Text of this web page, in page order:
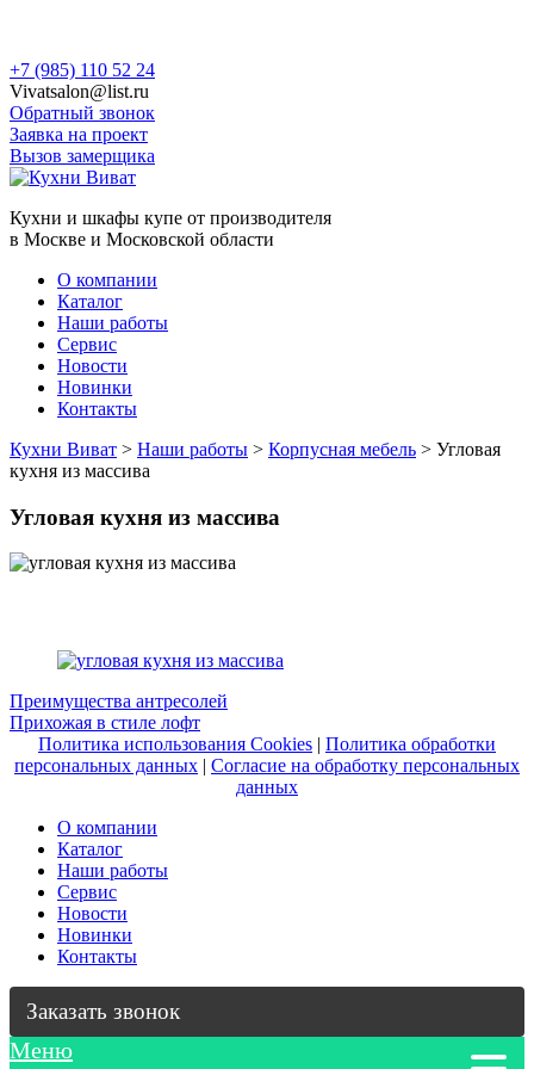
Skip
to
content
+7 (985) 110 52 24
Vivatsalon@list.ru
Обратный звонок
Заявка на проект
Вызов замерщика
Кухни и шкафы купе от производителя
в Москве и Московской области
О компании
Каталог
Наши работы
Сервис
Новости
Новинки
Контакты
Кухни Виват > Наши работы > Корпусная мебель > Угловая
кухня из массива
Угловая кухня из массива
Навигация
по
записям
Преимущества антресолей
Прихожая в стиле лофт
Политика использования Cookies | Политика обработки
персональных данных | Согласие на обработку персональных
данных
О компании
Каталог
Наши работы
Сервис
Новости
Новинки
Контакты
Заказать звонок
Меню